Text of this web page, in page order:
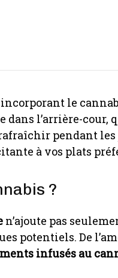
le
l’arrière-cour,
pendant les
à vos plats
?
n’ajoute pas
potentiels. De
infusés au